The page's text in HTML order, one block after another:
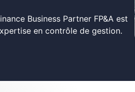
Business Partner FP&A est
en contrôle de gestion.